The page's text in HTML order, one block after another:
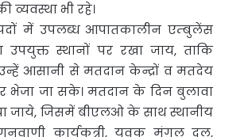
व्यवस्था भी रहे।
में उपलब्ध आपातकालीन एम्बुलेंस
स्थानों पर रखा जाय, ताकि
आसानी से मतदान केन्द्रों व मतदेय
भेजा जा सके। मतदान के दिन बुलावा
जाये, जिसमें बीएलओ के साथ स्थानीय
कार्यकत्री, युवक मंगल दल,